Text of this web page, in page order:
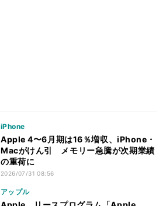
iPhone
Apple 4〜6月期は16％増収、iPhone・
Macがけん引 メモリー急騰が次期業績
の重荷に
2026/07/31 08:56
アップル